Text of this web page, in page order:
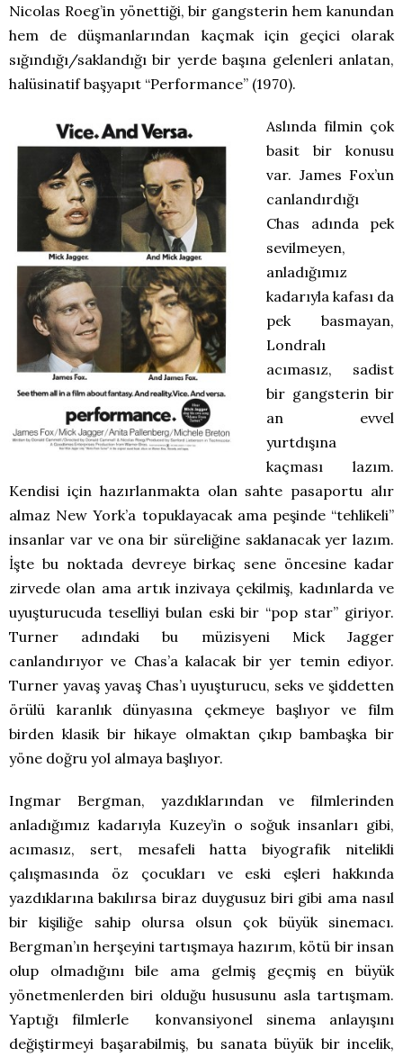
Nicolas Roeg’in yönettiği, bir gangsterin hem kanundan
hem de düşmanlarından kaçmak için geçici olarak
sığındığı/saklandığı bir yerde başına gelenleri anlatan,
halüsinatif başyapıt “Performance” (1970).
Aslında filmin çok
basit bir konusu
var. James Fox’un
canlandırdığı
Chas adında pek
sevilmeyen,
anladığımız
kadarıyla kafası da
pek basmayan,
Londralı
acımasız, sadist
bir gangsterin bir
an evvel
yurtdışına
kaçması lazım.
Kendisi için hazırlanmakta olan sahte pasaportu alır
almaz New York’a topuklayacak ama peşinde “tehlikeli”
insanlar var ve ona bir süreliğine saklanacak yer lazım.
İşte bu noktada devreye birkaç sene öncesine kadar
zirvede olan ama artık inzivaya çekilmiş, kadınlarda ve
uyuşturucuda teselliyi bulan eski bir “pop star” giriyor.
Turner adındaki bu müzisyeni Mick Jagger
canlandırıyor ve Chas’a kalacak bir yer temin ediyor.
Turner yavaş yavaş Chas’ı uyuşturucu, seks ve şiddetten
örülü karanlık dünyasına çekmeye başlıyor ve film
birden klasik bir hikaye olmaktan çıkıp bambaşka bir
yöne doğru yol almaya başlıyor.
Ingmar Bergman, yazdıklarından ve filmlerinden
anladığımız kadarıyla Kuzey’in o soğuk insanları gibi,
acımasız, sert, mesafeli hatta biyografik nitelikli
çalışmasında öz çocukları ve eski eşleri hakkında
yazdıklarına bakılırsa biraz duygusuz biri gibi ama nasıl
bir kişiliğe sahip olursa olsun çok büyük sinemacı.
Bergman’ın herşeyini tartışmaya hazırım, kötü bir insan
olup olmadığını bile ama gelmiş geçmiş en büyük
yönetmenlerden biri olduğu hususunu asla tartışmam.
Yaptığı filmlerle konvansiyonel sinema anlayışını
değiştirmeyi başarabilmiş, bu sanata büyük bir incelik,